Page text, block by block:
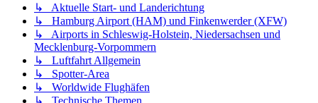
↳ Aktuelle Start- und Landerichtung
↳ Hamburg Airport (HAM) und Finkenwerder (XFW)
↳ Airports in Schleswig-Holstein, Niedersachsen und
Mecklenburg-Vorpommern
↳ Luftfahrt Allgemein
↳ Spotter-Area
↳ Worldwide Flughäfen